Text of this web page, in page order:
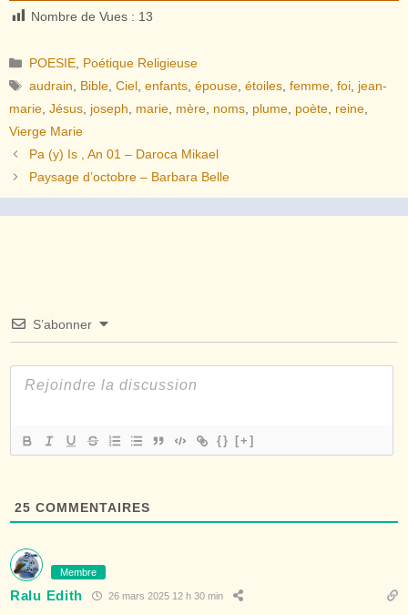
Nombre de Vues : 13
Catégories
POESIE Poétique Religieuse
Étiquettes
audrain Bible ,Ciel ,enfants ,épouse ,étoiles ,femme ,foi jean-
marie Jésus joseph marie mère noms plume poète reine
Vierge Marie
Pa (y) Is , An 01 – Daroca Mikael
Paysage d’octobre – Barbara Belle
S’abonner
{} [+]
25 COMMENTAIRES
Membre
Ralu Edith 26 mars 2025 12 h 30 min